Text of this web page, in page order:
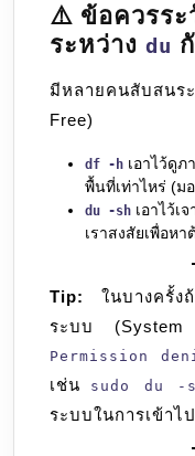
⚠️ ข้อควรระ
ระหว่าง du
มีหลายคนสับสนร
Free)
df -h เอาไว้ดูภ
พื้นที่เท่าไหร่ (ม
du -sh เอาไว้เ
เราสงสัยเพื่อห
Tip: ในบางครั้ง
ระบบ (System
Permission
เช่น
sudo du -
ระบบในการเข้า